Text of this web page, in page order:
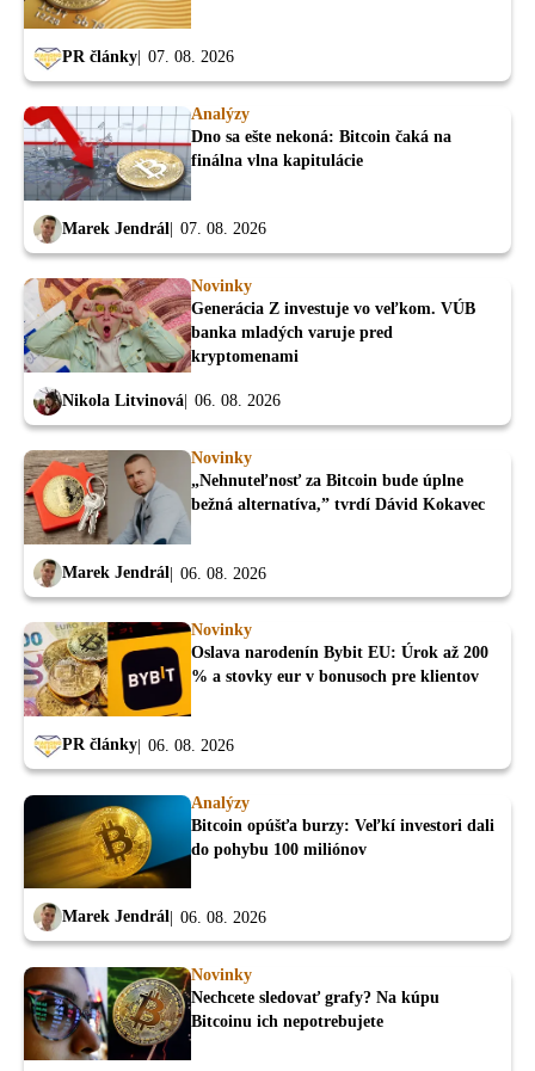
PR články 07. 08. 2026
Analýzy
Dno sa ešte nekoná: Bitcoin čaká na
finálna vlna kapitulácie
Marek Jendrál 07. 08. 2026
Novinky
Generácia Z investuje vo veľkom. VÚB
banka mladých varuje pred
kryptomenami
Nikola Litvinová 06. 08. 2026
Novinky
„Nehnuteľnosť za Bitcoin bude úplne
bežná alternatíva,” tvrdí Dávid Kokavec
Marek Jendrál 06. 08. 2026
Novinky
Oslava narodenín Bybit EU: Úrok až 200
% a stovky eur v bonusoch pre klientov
PR články 06. 08. 2026
Analýzy
Bitcoin opúšťa burzy: Veľkí investori dali
do pohybu 100 miliónov
Marek Jendrál 06. 08. 2026
Novinky
Nechcete sledovať grafy? Na kúpu
Bitcoinu ich nepotrebujete